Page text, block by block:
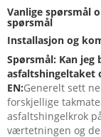
Vanlige spørsmål
spørsmål
Installasjon og
Spørsmål: Kan
asfaltshingeltaket
EN:Generelt sett
forskjellige
asfaltshingelkrok
værtetningen og